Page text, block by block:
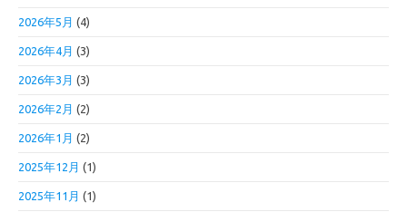
2026年5月 (4)
2026年4月 (3)
2026年3月 (3)
2026年2月 (2)
2026年1月 (2)
2025年12月 (1)
2025年11月 (1)